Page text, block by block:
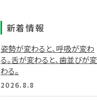
新着情報
姿勢が変わると、呼吸が変わ
る。舌が変わると、歯並びが変
わる。
2026.8.8